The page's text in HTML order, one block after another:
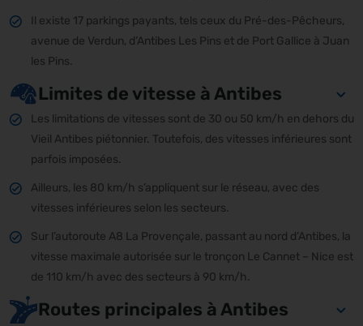
Il existe 17 parkings payants, tels ceux du Pré-des-Pêcheurs,
avenue de Verdun, d’Antibes Les Pins et de Port Gallice à Juan
les Pins.
Limites de vitesse à Antibes
Les limitations de vitesses sont de 30 ou 50 km/h en dehors du
Vieil Antibes piétonnier. Toutefois, des vitesses inférieures sont
parfois imposées.
Ailleurs, les 80 km/h s’appliquent sur le réseau, avec des
vitesses inférieures selon les secteurs.
Sur l’autoroute A8 La Provençale, passant au nord d’Antibes, la
vitesse maximale autorisée sur le tronçon Le Cannet – Nice est
de 110 km/h avec des secteurs à 90 km/h.
Routes principales à Antibes